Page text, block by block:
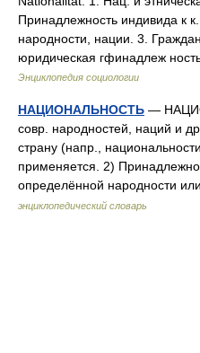
Принадлежность индивида к
народности, нации. 3.
юридическая гфинадлеж
Энциклопедия социологии
НАЦИОНАЛЬНОСТЬ —
совр. народностей, наций и
страну (напр.,
применяется. 2)
определённой народности
энциклопедический словарь